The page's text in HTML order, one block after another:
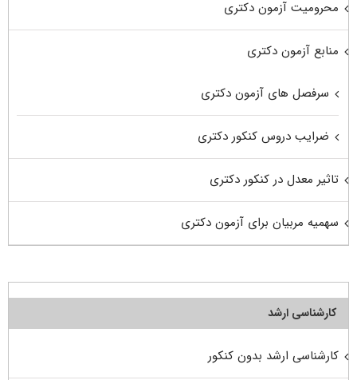
محرومیت آزمون دکتری
منابع آزمون دکتری
سرفصل های آزمون دکتری
ضرایب دروس کنکور دکتری
تاثیر معدل در کنکور دکتری
سهمیه مربیان برای آزمون دکتری
کارشناسی ارشد
کارشناسی ارشد بدون کنکور